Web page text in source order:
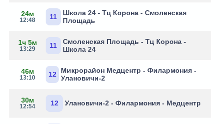
24м
12:48 11
Школа 24 - Тц Корона - Смоленская
Площадь
1ч 5м
13:29 11
Смоленская Площадь - Тц Корона -
Школа 24
46м
13:10 12
Микрорайон Медцентр - Филармония -
Улановичи-2
30м
12:54 12 Улановичи-2 - Филармония - Медцентр